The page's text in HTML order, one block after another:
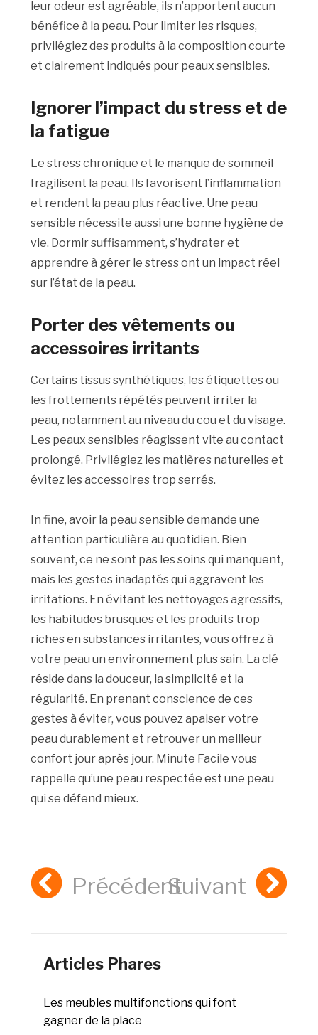
leur odeur est agréable, ils n’apportent aucun
bénéfice à la peau. Pour limiter les risques,
privilégiez des produits à la composition courte
et clairement indiqués pour peaux sensibles.
Ignorer l’impact du stress et de
la fatigue
Le stress chronique et le manque de sommeil
fragilisent la peau. Ils favorisent l’inflammation
et rendent la peau plus réactive. Une peau
sensible nécessite aussi une bonne hygiène de
vie. Dormir suffisamment, s’hydrater et
apprendre à gérer le stress ont un impact réel
sur l’état de la peau.
Porter des vêtements ou
accessoires irritants
Certains tissus synthétiques, les étiquettes ou
les frottements répétés peuvent irriter la
peau, notamment au niveau du cou et du visage.
Les peaux sensibles réagissent vite au contact
prolongé. Privilégiez les matières naturelles et
évitez les accessoires trop serrés.
In fine, avoir la peau sensible demande une
attention particulière au quotidien. Bien
souvent, ce ne sont pas les soins qui manquent,
mais les gestes inadaptés qui aggravent les
irritations. En évitant les nettoyages agressifs,
les habitudes brusques et les produits trop
riches en substances irritantes, vous offrez à
votre peau un environnement plus sain. La clé
réside dans la douceur, la simplicité et la
régularité. En prenant conscience de ces
gestes à éviter, vous pouvez apaiser votre
peau durablement et retrouver un meilleur
confort jour après jour. Minute Facile vous
rappelle qu’une peau respectée est une peau
qui se défend mieux.
PrécédentSuivant
Articles Phares
Les meubles multifonctions qui font
gagner de la place